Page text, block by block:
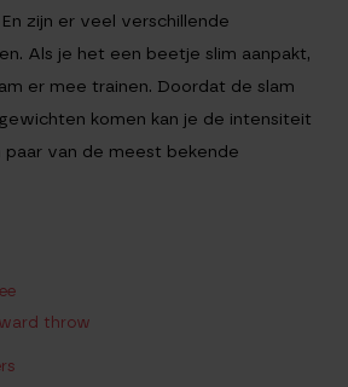
zijn er veel verschillende
Als je het een beetje slim aanpakt,
er mee trainen. Doordat de slam
komen kan je de intensiteit
paar van de meest bekende
throw